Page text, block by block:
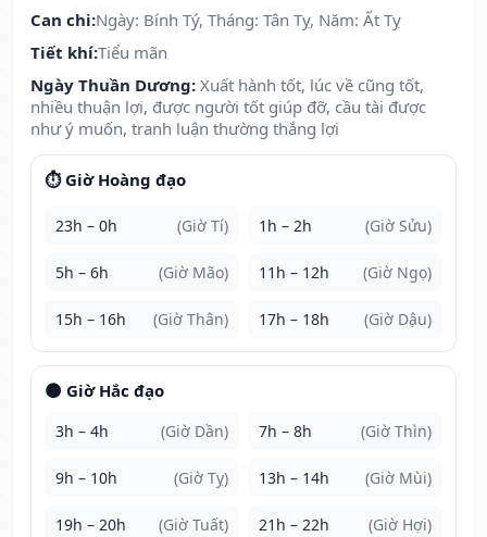
Can chi:Ngày: Bính Tý, Tháng: Tân Tỵ, Năm: Ất Tỵ
Tiết khí:Tiểu mãn
Ngày Thuần Dương: Xuất hành tốt, lúc về cũng tốt,
nhiều thuận lợi, được người tốt giúp đỡ, cầu tài được
như ý muốn, tranh luận thường thắng lợi
⏱️ Giờ Hoàng đạo
23h – 0h (Giờ Tí) 1h – 2h (Giờ Sửu)
5h – 6h (Giờ Mão) 11h – 12h (Giờ Ngọ)
15h – 16h (Giờ Thân) 17h – 18h (Giờ Dậu)
🌑 Giờ Hắc đạo
3h – 4h (Giờ Dần) 7h – 8h (Giờ Thìn)
9h – 10h (Giờ Tỵ) 13h – 14h (Giờ Mùi)
19h – 20h (Giờ Tuất) 21h – 22h (Giờ Hợi)